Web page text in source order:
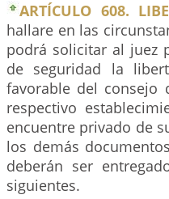
ARTÍCULO 608.
hallare en las
podrá solicitar al juez
de seguridad la
favorable del
respectivo
encuentre privado de
los demás
deberán ser
siguientes.